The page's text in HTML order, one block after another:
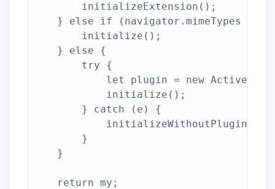
        initializeExtension();
} else if (navigator.mimeTypes &&
        initialize();
    } else {
        try {
let plugin = new
            initialize();
        } catch (e) {
            initializeWithoutPlugin();
        }
    }
    return my;